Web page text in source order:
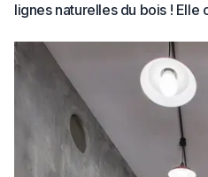
lignes naturelles du bois ! Elle